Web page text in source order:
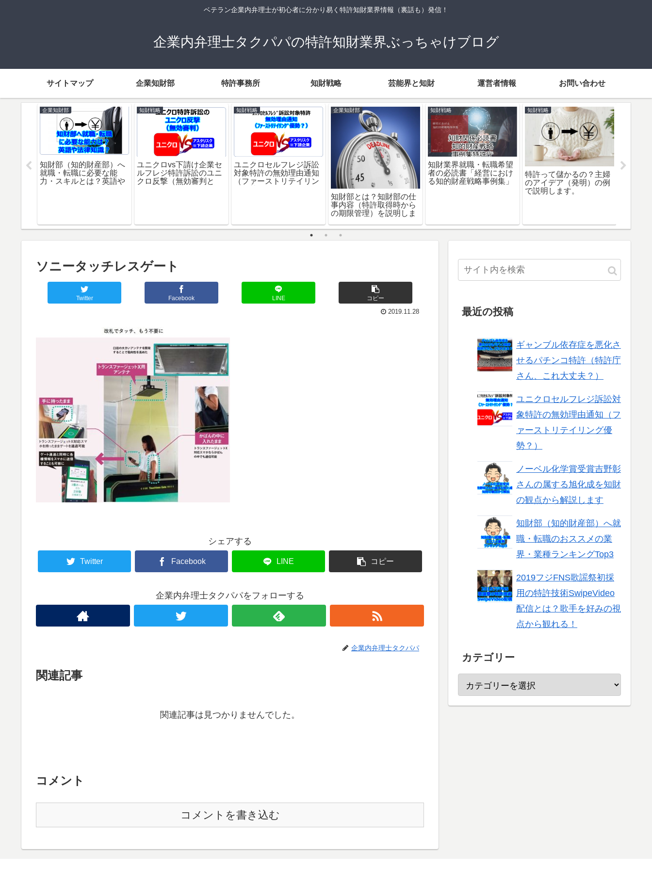
ベテラン企業内弁理士が初心者に分かり易く特許知財業界情報（裏話も）発信！
企業内弁理士タクパパの特許知財業界ぶっちゃけブログ
サイトマップ 企業知財部 特許事務所 知財戦略 芸能界と知財 運営者情報 お問い合わせ
知財部（知的財産部）へ
就職・転職に必要な能
力・スキルとは？英語や
知財戦略
ユニクロvs下請け企業セ
ルフレジ特許訴訟のユニ
クロ反撃（無効審判と
知財戦略
ユニクロセルフレジ訴訟
対象特許の無効理由通知
（ファーストリテイリン
企業知財部
知財部とは？知財部の仕
事内容（特許取得時から
の期限管理）を説明しま
知財業界就職・転職希望
者の必読書「経営におけ
る知的財産戦略事例集」
特許庁
特許って儲かるの？主婦
のアイデア（発明）の例
で説明します。
企業知財部
す
ソニータッチレスゲート
Twitter Facebook LINE コピー
2019.11.28
シェアする
Twitter Facebook LINE コピー
企業内弁理士タクパパをフォローする
企業内弁理士タクパパ
関連記事
関連記事は見つかりませんでした。
コメント
コメントを書き込む
最近の投稿
ギャンブル依存症を悪化さ
せるパチンコ特許（特許庁
さん、これ大丈夫？）
ユニクロセルフレジ訴訟対
象特許の無効理由通知（フ
ァーストリテイリング優
勢？）
ノーベル化学賞受賞吉野彰
さんの属する旭化成を知財
の観点から解説します
知財部（知的財産部）へ就
職・転職のおススメの業
界・業種ランキングTop3
2019フジFNS歌謡祭初採
用の特許技術SwipeVideo
配信とは？歌手を好みの視
点から観れる！
カテゴリー